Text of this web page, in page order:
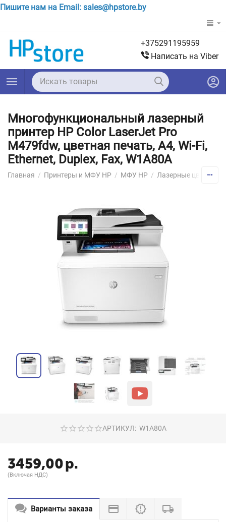
Пишите нам на Email: sales@hpstore.by
+375291195959
Написать на Viber
Многофункциональный лазерный
принтер HP Color LaserJet Pro
M479fdw, цветная печать, A4, Wi-Fi,
Ethernet, Duplex, Fax, W1A80A
Главная / Принтеры и МФУ HP / МФУ HP / Лазерные цветные
АРТИКУЛ: W1A80A
3459,00р.
(Включая НДС)
Варианты заказа